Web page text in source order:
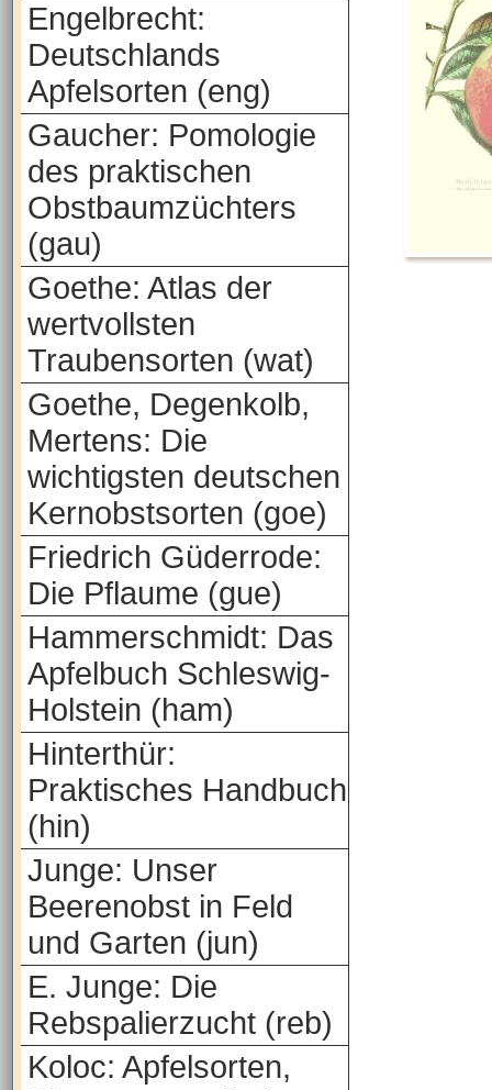
Engelbrecht:
Deutschlands
Apfelsorten (eng)
Gaucher: Pomologie
des praktischen
Obstbaumzüchters
(gau)
Goethe: Atlas der
wertvollsten
Traubensorten (wat)
Goethe, Degenkolb,
Mertens: Die
wichtigsten deutschen
Kernobstsorten (goe)
Friedrich Güderrode:
Die Pflaume (gue)
Hammerschmidt: Das
Apfelbuch Schleswig-
Holstein (ham)
Hinterthür:
Praktisches Handbuch
(hin)
Junge: Unser
Beerenobst in Feld
und Garten (jun)
E. Junge: Die
Rebspalierzucht (reb)
Koloc: Apfelsorten,